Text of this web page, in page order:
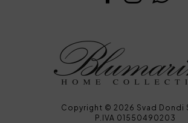
Copyright © 2026 Svad Dondi
P.IVA 01550490203